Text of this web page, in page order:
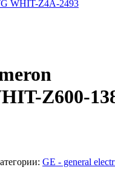
WHIT-Z4A-2493
Z600-
GE - general